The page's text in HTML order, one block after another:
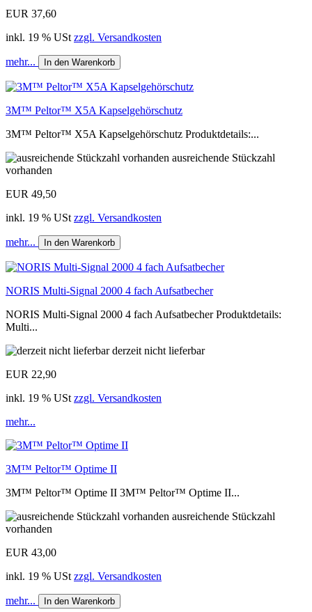
EUR 37,60
inkl. 19 % USt zzgl. Versandkosten
mehr... In den Warenkorb
3M™ Peltor™ X5A Kapselgehörschutz
3M™ Peltor™ X5A Kapselgehörschutz Produktdetails:...
ausreichende Stückzahl
vorhanden
EUR 49,50
inkl. 19 % USt zzgl. Versandkosten
mehr... In den Warenkorb
NORIS Multi-Signal 2000 4 fach Aufsatbecher
NORIS Multi-Signal 2000 4 fach Aufsatbecher Produktdetails:
Multi...
derzeit nicht lieferbar
EUR 22,90
inkl. 19 % USt zzgl. Versandkosten
mehr...
3M™ Peltor™ Optime II
3M™ Peltor™ Optime II 3M™ Peltor™ Optime II...
ausreichende Stückzahl
vorhanden
EUR 43,00
inkl. 19 % USt zzgl. Versandkosten
mehr... In den Warenkorb